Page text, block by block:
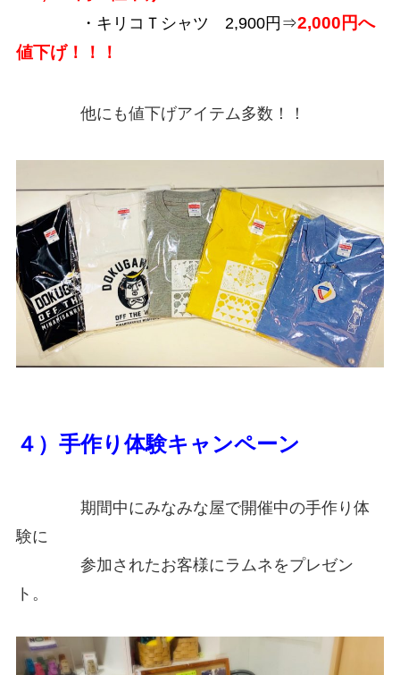
・キリコＴシャツ 2,900円⇒2,000円へ
値下げ！！！
他にも値下げアイテム多数！！
４）手作り体験キャンペーン
期間中にみなみな屋で開催中の手作り体
験に
参加されたお客様にラムネをプレゼン
ト。